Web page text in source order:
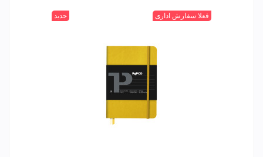
315
400
520
601
+ جدید فعلا سفارش اداری